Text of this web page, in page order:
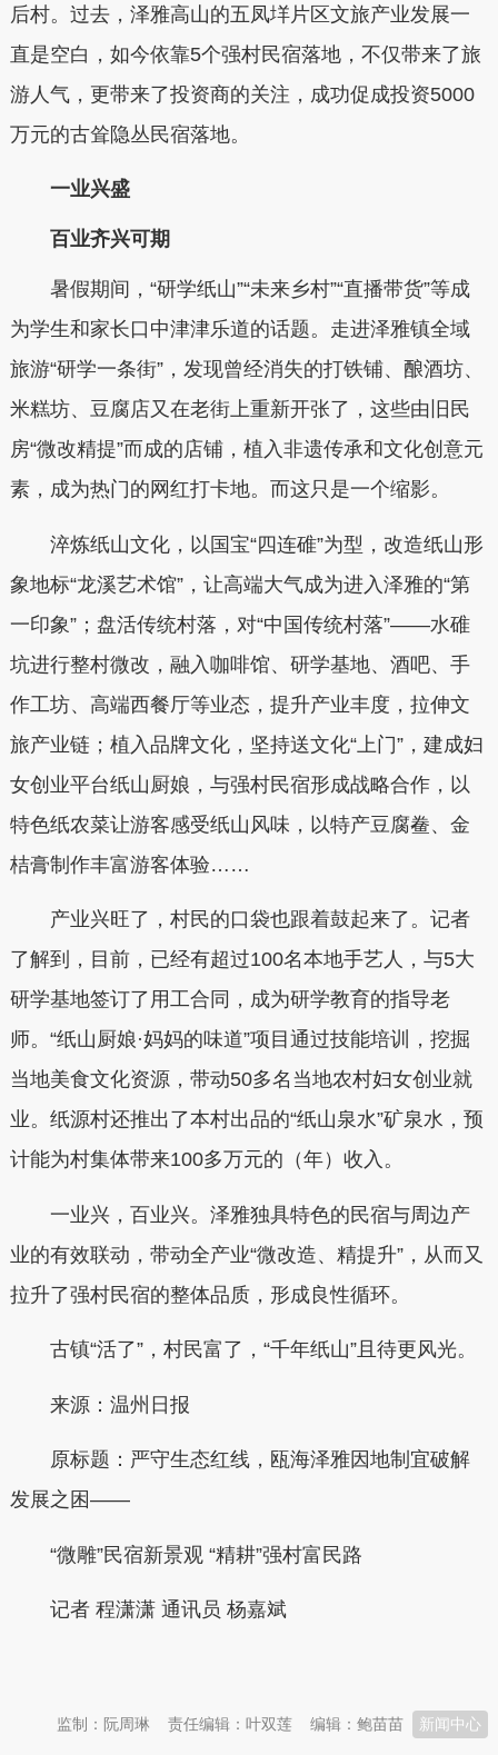
后村。过去，泽雅高山的五凤垟片区文旅产业发展一
直是空白，如今依靠5个强村民宿落地，不仅带来了旅
游人气，更带来了投资商的关注，成功促成投资5000
万元的古耸隐丛民宿落地。
一业兴盛
百业齐兴可期
暑假期间，“研学纸山”“未来乡村”“直播带货”等成
为学生和家长口中津津乐道的话题。走进泽雅镇全域
旅游“研学一条街”，发现曾经消失的打铁铺、酿酒坊、
米糕坊、豆腐店又在老街上重新开张了，这些由旧民
房“微改精提”而成的店铺，植入非遗传承和文化创意元
素，成为热门的网红打卡地。而这只是一个缩影。
淬炼纸山文化，以国宝“四连碓”为型，改造纸山形
象地标“龙溪艺术馆”，让高端大气成为进入泽雅的“第
一印象”；盘活传统村落，对“中国传统村落”——水碓
坑进行整村微改，融入咖啡馆、研学基地、酒吧、手
作工坊、高端西餐厅等业态，提升产业丰度，拉伸文
旅产业链；植入品牌文化，坚持送文化“上门”，建成妇
女创业平台纸山厨娘，与强村民宿形成战略合作，以
特色纸农菜让游客感受纸山风味，以特产豆腐鲞、金
桔膏制作丰富游客体验……
产业兴旺了，村民的口袋也跟着鼓起来了。记者
了解到，目前，已经有超过100名本地手艺人，与5大
研学基地签订了用工合同，成为研学教育的指导老
师。“纸山厨娘·妈妈的味道”项目通过技能培训，挖掘
当地美食文化资源，带动50多名当地农村妇女创业就
业。纸源村还推出了本村出品的“纸山泉水”矿泉水，预
计能为村集体带来100多万元的（年）收入。
一业兴，百业兴。泽雅独具特色的民宿与周边产
业的有效联动，带动全产业“微改造、精提升”，从而又
拉升了强村民宿的整体品质，形成良性循环。
古镇“活了”，村民富了，“千年纸山”且待更风光。
来源：温州日报
原标题：严守生态红线，瓯海泽雅因地制宜破解
发展之困——
“微雕”民宿新景观 “精耕”强村富民路
记者 程潇潇 通讯员 杨嘉斌
新闻中心
编辑：鲍苗苗
责任编辑：叶双莲
监制：阮周琳